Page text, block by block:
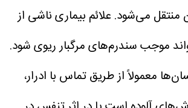
منتقل می‌شود. علائم بیماری ناشی از
موجب سندرم‌های مرگبار ریوی شود.
معمولاً از طریق تماس با ادرار،